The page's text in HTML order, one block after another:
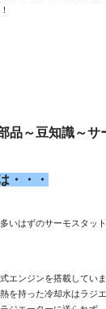
品～豆知識～サ
・・・
いはずのサーモスタッ
エンジンを搭載してい
を持った冷却水はラジ